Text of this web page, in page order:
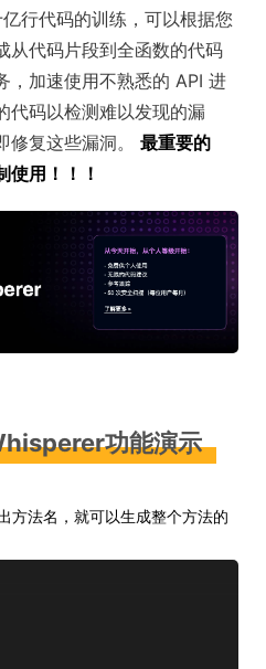
行代码的训练，可以根据您
从代码片段到全函数的代码
，加速使用不熟悉的 API 进
代码以检测难以发现的漏
修复这些漏洞。 最重要的
使用！！！
功能演示
方法名，就可以生成整个方法的